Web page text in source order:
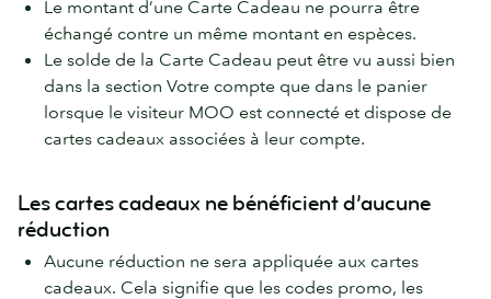
Le montant d’une Carte Cadeau ne pourra être
échangé contre un même montant en espèces.
Le solde de la Carte Cadeau peut être vu aussi bien
dans la section Votre compte que dans le panier
lorsque le visiteur MOO est connecté et dispose de
cartes cadeaux associées à leur compte.
Les cartes cadeaux ne bénéficient d’aucune
réduction
Aucune réduction ne sera appliquée aux cartes
cadeaux. Cela signifie que les codes promo, les